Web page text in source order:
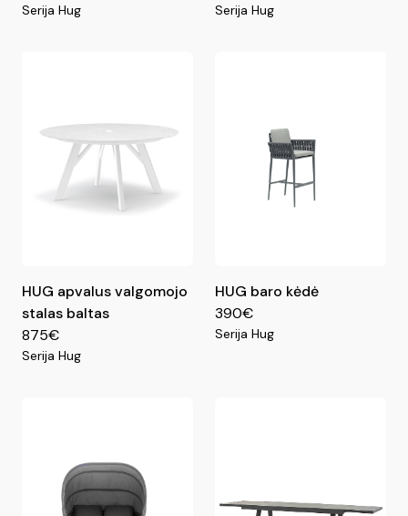
Serija Hug Serija Hug
HUG apvalus valgomojo
stalas baltas
875€
Serija Hug
HUG baro kėdė
390€
Serija Hug